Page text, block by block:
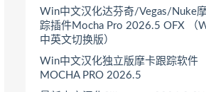
Win中文汉化达芬奇/Vegas/Nuke
踪插件Mocha Pro 2026.5 OFX （
中英文切换版）
Win中文汉化独立版摩卡跟踪软件
MOCHA PRO 2026.5